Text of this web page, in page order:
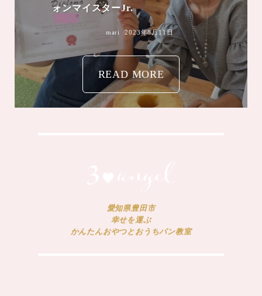
ォンマイスターJr.
mari 2023年8月11日
READ MORE
愛知県豊田市
幸せを運ぶ
かんたんおやつとおうちパン教室